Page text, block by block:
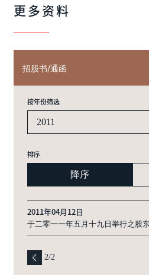
更多资料
招股书/通函
按年份筛选
2011
排序
降序
2011年04月12日
于二零一一年五月十九日举行之股
2/2